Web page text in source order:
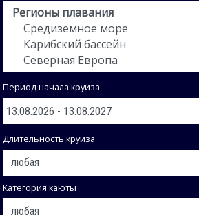
Период начала круиза
Длительность круиза
Категория каюты